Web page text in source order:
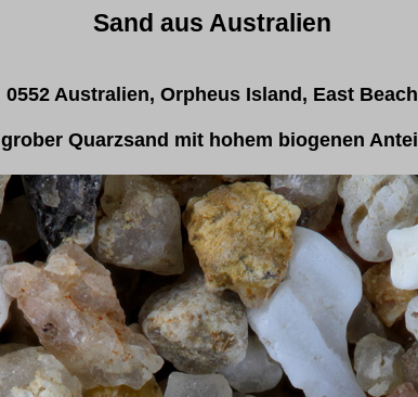
Sand aus Australien
0552 Australien, Orpheus Island, East Beach
grober Quarzsand mit hohem biogenen Anteil